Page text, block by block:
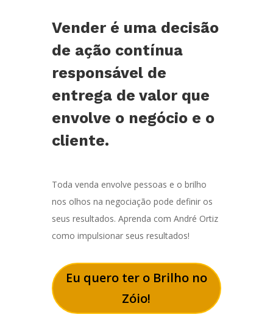
Vender é uma decisão
de ação contínua
responsável de
entrega de valor que
envolve o negócio e o
cliente.
Toda venda envolve pessoas e o brilho
nos olhos na negociação pode definir os
seus resultados. Aprenda com André Ortiz
como impulsionar seus resultados!
Eu quero ter o Brilho no
Zóio!